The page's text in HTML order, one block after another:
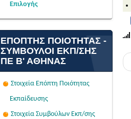
Επιλογής
ΕΠΌΠΤΗΣ ΠΟΙΌΤΗΤΑΣ -
ΣΎΜΒΟΥΛΟΙ ΕΚΠ/ΣΗΣ
ΠΕ Β' ΑΘΉΝΑΣ
Στοιχεία Επόπτη Ποιότητας
Εκπαίδευσης
Στοιχεία Συμβούλων Εκπ/σης